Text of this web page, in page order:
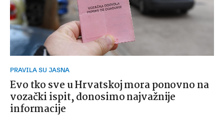
PRAVILA SU JASNA
Evo tko sve u Hrvatskoj mora ponovno na
vozački ispit, donosimo najvažnije
informacije